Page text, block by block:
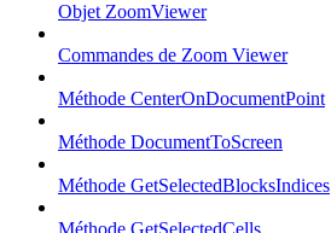
Objet ZoomViewer
Commandes de Zoom Viewer
Méthode CenterOnDocumentPoint
Méthode DocumentToScreen
Méthode GetSelectedBlocksIndices